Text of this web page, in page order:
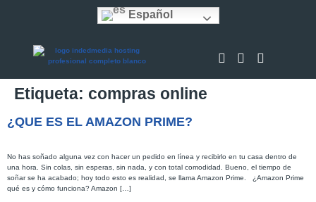
Español
Etiqueta: compras online
¿QUE ES EL AMAZON PRIME?
No has soñado alguna vez con hacer un pedido en línea y recibirlo en tu casa dentro de
una hora. Sin colas, sin esperas, sin nada, y con total comodidad. Bueno, el tiempo de
soñar se ha acabado; hoy todo esto es realidad, se llama Amazon Prime. ¿Amazon Prime
qué es y cómo funciona? Amazon […]